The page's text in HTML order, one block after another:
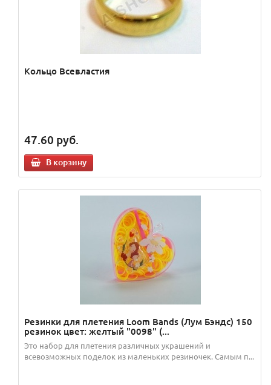
Кольцо Всевластия
47.60 руб.
В корзину
Резинки для плетения Loom Bands (Лум Бэндс) 150
резинок цвет: желтый "0098" (...
Это набор для плетения различных украшений и
всевозможных поделок из маленьких резиночек. Самым п...